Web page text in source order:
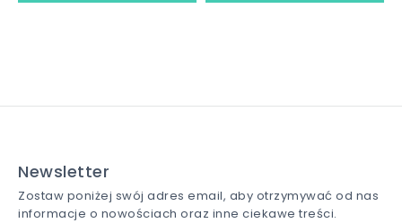
Newsletter
Zostaw poniżej swój adres email, aby otrzymywać od nas
informacje o nowościach oraz inne ciekawe treści.